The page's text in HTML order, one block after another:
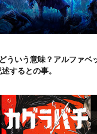
ういう意味？アルファベ
するとの事。